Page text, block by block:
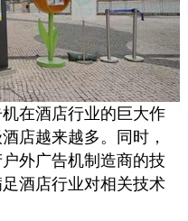
在酒店行业的巨大作
店越来越多。同时，
外广告机制造商的技
酒店行业对相关技术